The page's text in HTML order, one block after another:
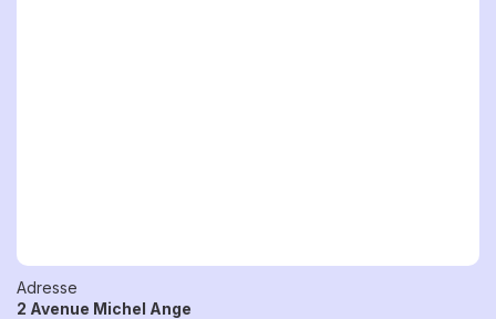
Adresse
2 Avenue Michel Ange